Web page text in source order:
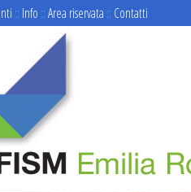
:: Info ::Area riservata :: Contatti